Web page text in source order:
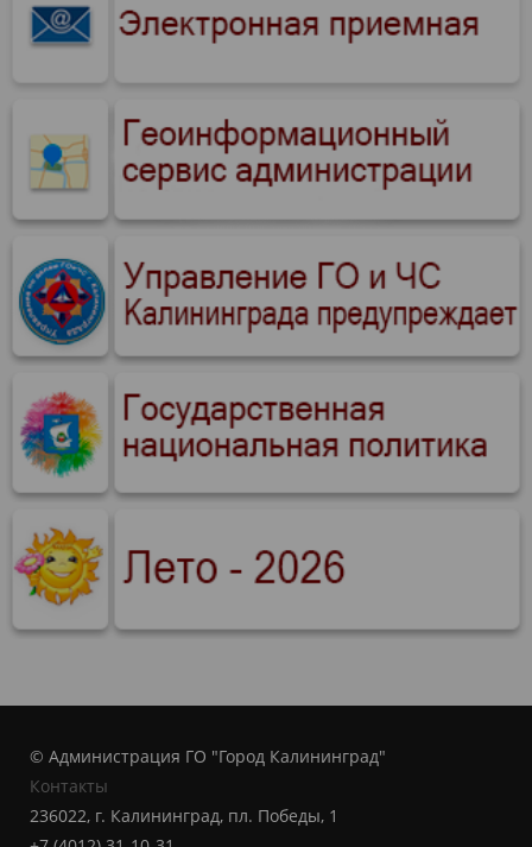
© Администрация ГО "Город Калининград"
Контакты
236022, г. Калининград, пл. Победы, 1